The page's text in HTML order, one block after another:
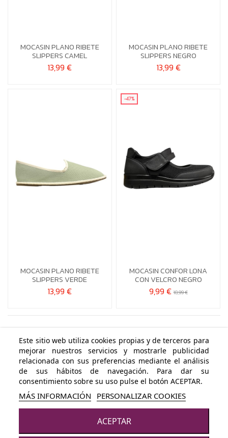
MOCASIN PLANO RIBETE
SLIPPERS CAMEL
13,99 €
 Añadir al carrito MOCASIN PLANO RIBETE
SLIPPERS NEGRO
13,99 €
 Añadir al carrito
MOCASIN PLANO RIBETE
SLIPPERS VERDE
13,99 €
 Añadir al carrito
-47%
MOCASIN CONFOR LONA
CON VELCR0 NEGRO
9,99 €18,99 €
 Añadir al carrito
ÁREA PERSONAL
NUESTRAS POLÍTICAS
CONTACTA CON NOSOTROS
Este sitio web utiliza cookies propias y de terceros para
mejorar nuestros servicios y mostrarle publicidad
relacionada con sus preferencias mediante el análisis
de sus hábitos de navegación. Para dar su
consentimiento sobre su uso pulse el botón ACEPTAR.
MÁS INFORMACIÓN PERSONALIZAR COOKIES
ACEPTAR